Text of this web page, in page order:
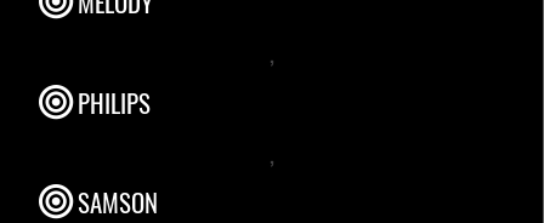
,
PHILIPS
,
SAMSON